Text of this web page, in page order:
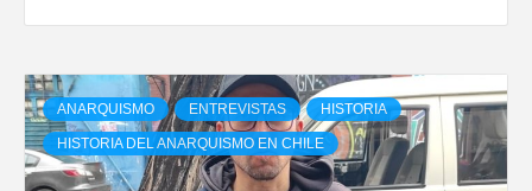
ANARQUISMO ENTREVISTAS HISTORIA
HISTORIA DEL ANARQUISMO EN CHILE